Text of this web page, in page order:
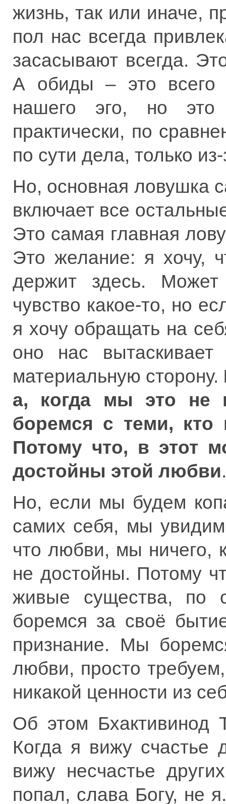
жизнь, так или иначе,
пол нас всегда
засасывают всегда.
А обиды – это всего
нашего эго, но это
практически, по
по сути дела, только
Но, основная ловушка
включает все
Это самая главная
Это желание: я хочу,
держит здесь. Может
чувство какое-то, но
я хочу обращать на
оно нас
материальную сторону.
а, когда мы это не
боремся с теми, кто
Потому что, в этот
достойны этой любви.
Но, если мы будем
самих себя, мы
что любви, мы ничего,
не достойны. Потому
живые существа, по
боремся за своё
признание. Мы
любви, просто
никакой ценности из
Об этом Бхактивинод
Когда я вижу счастье
вижу несчастье
попал, слава Богу, не